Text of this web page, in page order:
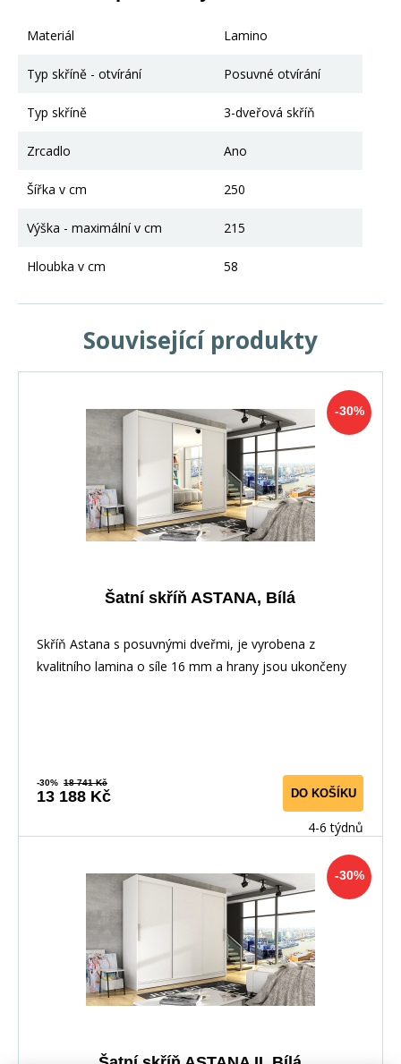
Materiál Lamino
Typ skříně - otvírání Posuvné otvírání
Typ skříně 3-dveřová skříň
Zrcadlo Ano
Šířka v cm 250
Výška - maximální v cm 215
Hloubka v cm 58
Související produkty
-30%
Šatní skříň ASTANA, Bílá
Skříň Astana s posuvnými dveřmi, je vyrobena z
kvalitního lamina o síle 16 mm a hrany jsou ukončeny
-30% 18 741 Kč
13 188 Kč DO KOŠÍKU
4-6 týdnů
-30%